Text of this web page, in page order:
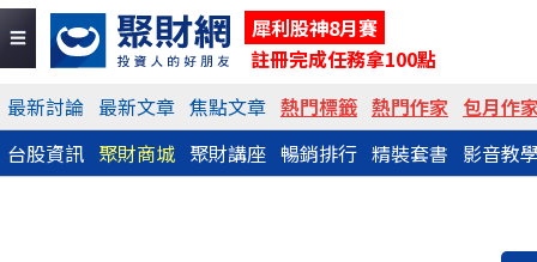
犀利股神8月賽
註冊完成任務拿100點
最新討論 最新文章 焦點文章 熱門標籤 熱門作家 包月作
台股資訊 聚財商城 聚財講座 暢銷排行 精裝套書 影音教